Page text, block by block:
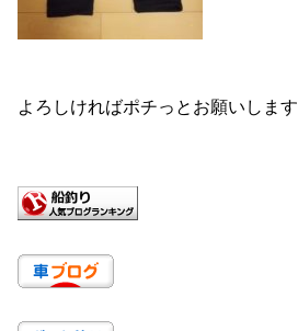
よろしければポチっとお願いします